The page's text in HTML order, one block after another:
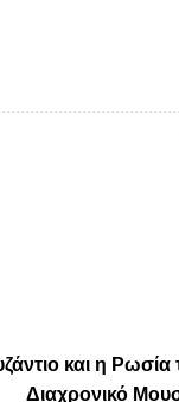
και η Ρωσία
Διαχρονικό